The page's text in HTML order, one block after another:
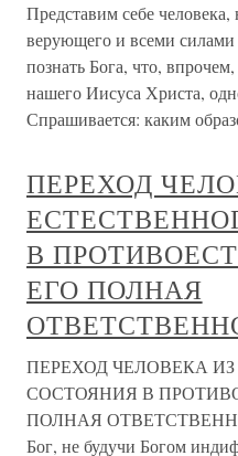
Представим себе человека,
верующего и всеми
познать Бога, что,
нашего Иисуса Христа,
Спрашивается: каким
ПЕРЕХОД
В
ЕГО ПОЛНАЯ
ПЕРЕХОД ЧЕЛОВЕКА
СОСТОЯНИЯ В
ПОЛНАЯ
Бог, не будучи Богом